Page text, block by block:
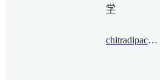
学
chitradipachakraborty@bimsa.cn